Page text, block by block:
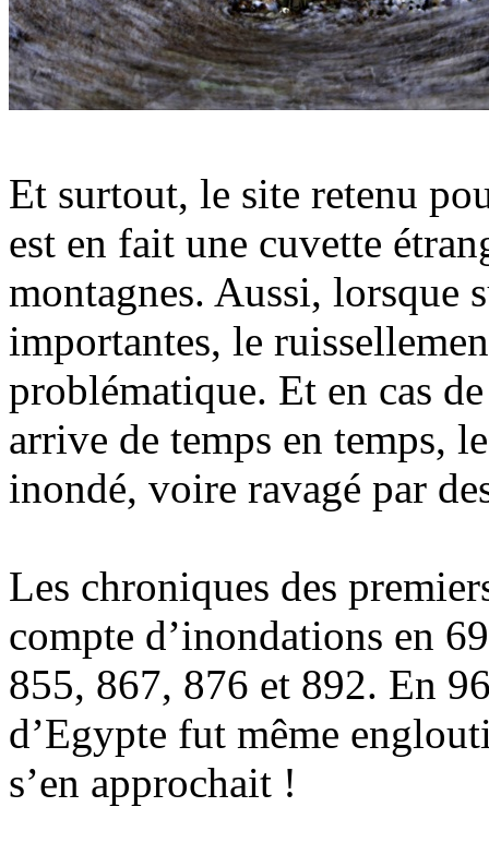
Et surtout, le site retenu
est en fait une cuvette
montagnes. Aussi, lorsque
importantes, le
problématique. Et en cas
arrive de temps en temps,
inondé, voire ravagé par
Les chroniques des
compte d’inondations en
855, 867, 876 et 892. En
d’Egypte fut même
s’en approchait !